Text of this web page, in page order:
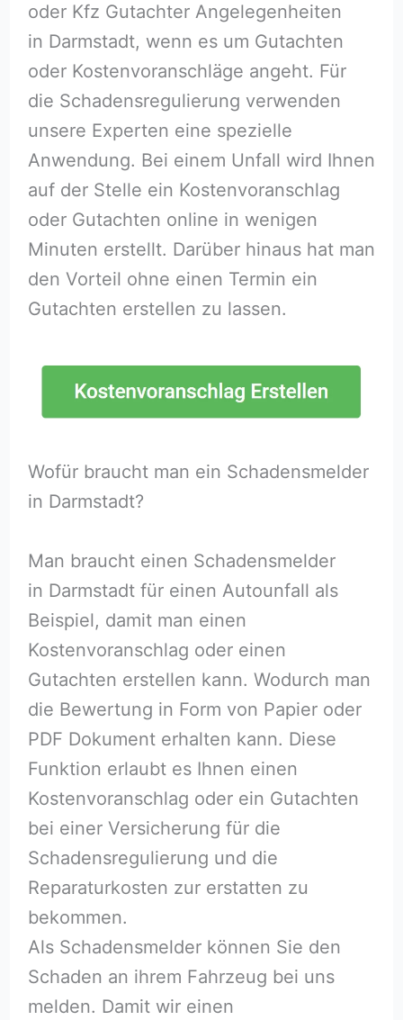
oder Kfz Gutachter Angelegenheiten
in Darmstadt, wenn es um Gutachten
oder Kostenvoranschläge angeht. Für
die Schadensregulierung verwenden
unsere Experten eine spezielle
Anwendung. Bei einem Unfall wird Ihnen
auf der Stelle ein Kostenvoranschlag
oder Gutachten online in wenigen
Minuten erstellt. Darüber hinaus hat man
den Vorteil ohne einen Termin ein
Gutachten erstellen zu lassen.
Wofür braucht man ein Schadensmelder
in Darmstadt?
Man braucht einen Schadensmelder
in Darmstadt für einen Autounfall als
Beispiel, damit man einen
Kostenvoranschlag oder einen
Gutachten erstellen kann. Wodurch man
die Bewertung in Form von Papier oder
PDF Dokument erhalten kann. Diese
Funktion erlaubt es Ihnen einen
Kostenvoranschlag oder ein Gutachten
bei einer Versicherung für die
Schadensregulierung und die
Reparaturkosten zur erstatten zu
bekommen.
Als Schadensmelder können Sie den
Schaden an ihrem Fahrzeug bei uns
melden. Damit wir einen